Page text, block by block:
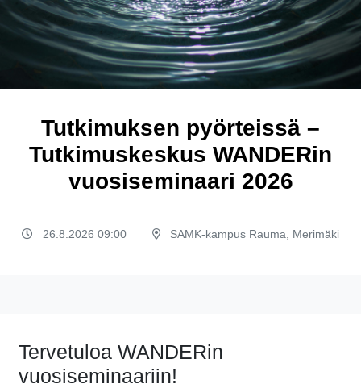
Tutkimuksen pyörteissä –
Tutkimuskeskus WANDERin
vuosiseminaari 2026
26.8.2026 09:00 SAMK-kampus Rauma, Merimäki
Tervetuloa WANDERin
vuosiseminaariin!